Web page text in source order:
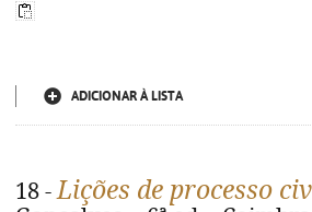
ADICIONAR À LISTA
18 -Lições de processo